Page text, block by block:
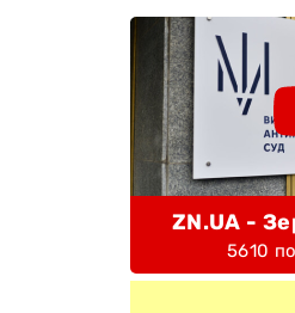
ZN.UA -
5610